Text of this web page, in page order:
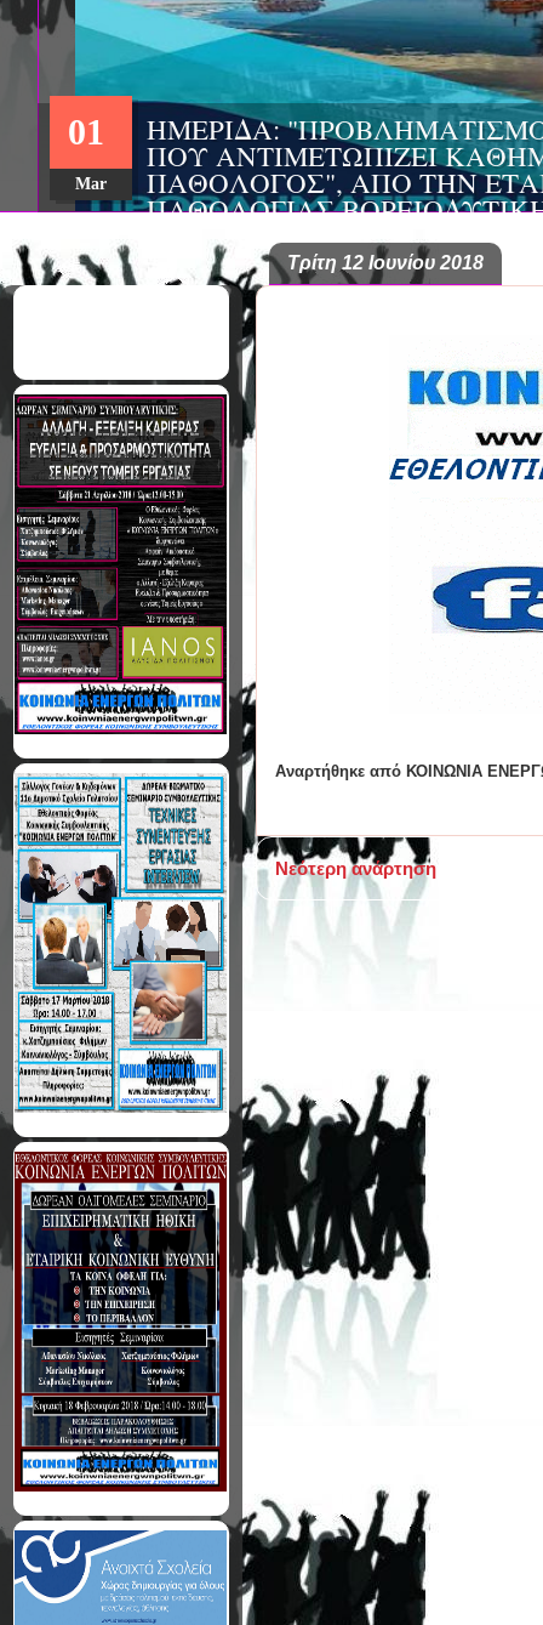
ΗΜΕΡΙΔΑ:
ΠΟΥ ΑΝΤΙΜΕΤΩΠΙΖΕΙ
ΠΑΘΟΛΟΓΟΣ", ΑΠΟ ΤΗΝ
ΠΑΘΟΛΟΓΙΑΣ
ΤΙΣ Α' & Β'
ΚΛΙΝΙΚΕΣ ΠΓΝΙ
01
Mar
Τρίτη 12 Ιουνίου 2018
Αναρτήθηκε από ΚΟΙΝΩΝΙΑ
Νεότερη ανάρτηση